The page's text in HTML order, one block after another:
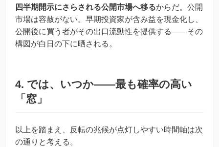
四半期開示にさらされる公開市場へ移るからだ。公開
市場は容赦がない。早期投資家が含み益を現金化し、
公開後に買う者がその出口流動性を提供する——その
構図が白日の下に晒される。
4. では、いつか——最も確率の高い
「窓」
以上を踏まえ、反転の兆候が点灯しやすい時間軸は次
の通りと考える。